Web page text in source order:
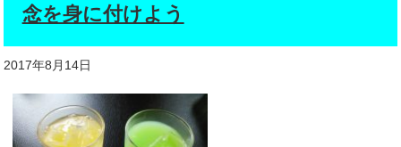
念を身に付けよう
2017年8月14日